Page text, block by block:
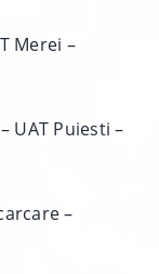
Merei –
UAT Puiesti –
–